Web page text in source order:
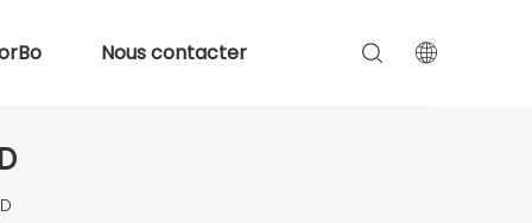
Nous contacter